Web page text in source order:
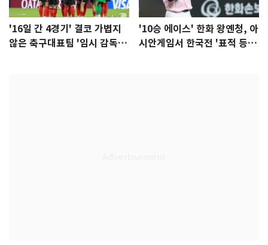
'16일 간 4경기' 결코 가볍지
않은 축구대표팀 '임시 감독'
'10승 에이스' 한화 왕옌청, 아
시안게임서 한국전 '표적 등